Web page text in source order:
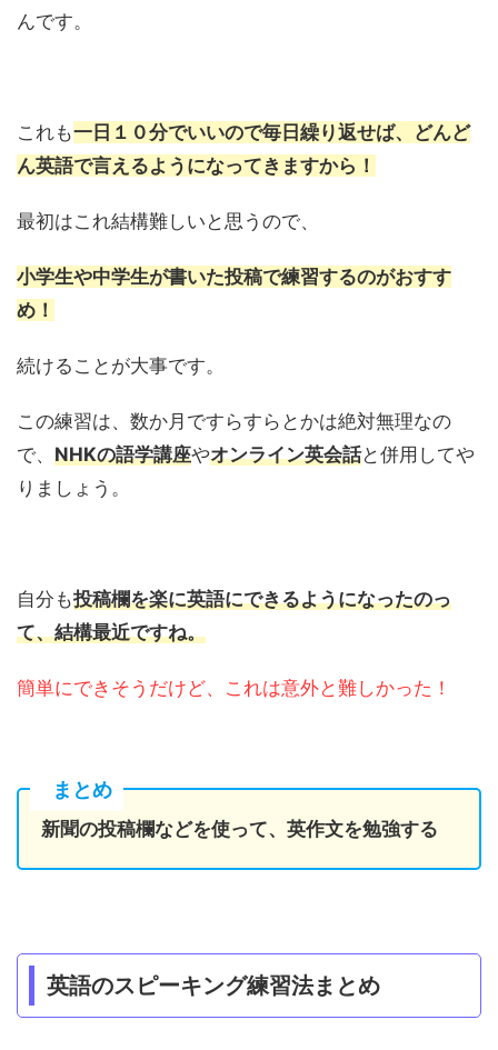
んです。
これも一日１０分でいいので毎日繰り返せば、どんど
ん英語で言えるようになってきますから！
最初はこれ結構難しいと思うので、
小学生や中学生が書いた投稿で練習するのがおすす
め！
続けることが大事です。
この練習は、数か月ですらすらとかは絶対無理なの
で、 NHKの語学講座やオンライン英会話と併用してや
りましょう。
自分も投稿欄を楽に英語にできるようになったのっ
て、結構最近ですね。
簡単にできそうだけど、これは意外と難しかった！
まとめ
新聞の投稿欄などを使って、英作文を勉強する
英語のスピーキング練習法まとめ